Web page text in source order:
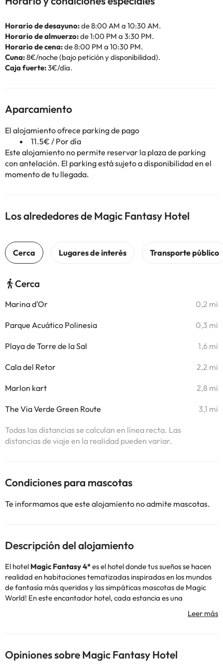
Horario de desayuno:de 8:00 AM a 10:30 AM.
Horario de almuerzo:de 1:00 PM a 3:30 PM.
Horario de cena:de 8:00 PM a 10:30 PM.
Cuna:8€/noche (bajo petición y disponibilidad).
Caja fuerte:3€/día.
Aparcamiento
El alojamiento ofrece parking de pago
11.5€ / Por día
Este alojamiento no permite reservar la plaza de parking
con antelación. El parking está sujeto a disponibilidad en el
momento de tu llegada.
Los alrededores de Magic Fantasy Hotel
Cerca
Marina d'Or 0,2 mi
Parque Acuático Polinesia 0,3 mi
Playa de Torre de la Sal 1,6 mi
Cala del Retor 2,2 mi
Marlon kart 2,8 mi
The Via Verde Green Route 3,1 mi
Todas las distancias se calculan en línea recta. Las
distancias de viaje en la realidad pueden variar.
Condiciones para mascotas
Te informamos que este alojamiento no admite mascotas.
Descripción del alojamiento
El hotel Magic Fantasy 4*es el hotel donde tus sueños se hacen
realidad en habitaciones tematizadas inspiradas en los mundos
de fantasía más queridos y las simpáticas mascotas de Magic
World! En este encantador hotel, cada estancia es una
experiencia única que te transporta a los mundos de fantasía
que siempre has imaginado: magos, princesas, piratas, sirenas...
sirenas, unicornios, piratas y magia te invadirán. Las
instalaciones de magic Fantasy cuentan con 2 buffets, un mini
Opiniones sobre Magic Fantasy Hotel